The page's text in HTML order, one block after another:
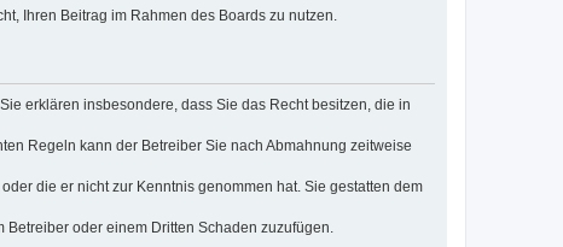
Ihren Beitrag im Rahmen des Boards zu nutzen.
erklären insbesondere, dass Sie das Recht besitzen, die in
Regeln kann der Betreiber Sie nach Abmahnung zeitweise
die er nicht zur Kenntnis genommen hat. Sie gestatten dem
oder einem Dritten Schaden zuzufügen.